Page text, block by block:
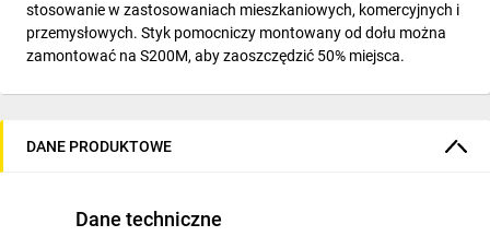
stosowanie w zastosowaniach mieszkaniowych, komercyjnych i
przemysłowych. Styk pomocniczy montowany od dołu można
zamontować na S200M, aby zaoszczędzić 50% miejsca.
DANE PRODUKTOWE
Dane techniczne